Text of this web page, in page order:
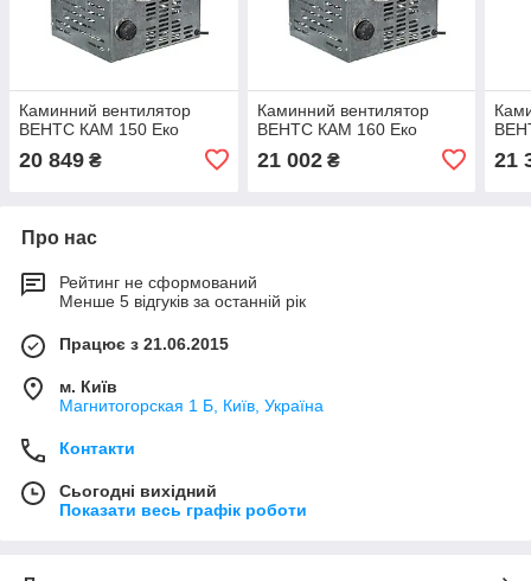
Каминний вентилятор
ВЕНТС КАМ 150 Еко
20 849 ₴
Каминний вентилятор
ВЕНТС КАМ 160 Еко
21 002₴ 21
Про нас
Рейтинг не сформований
Менше 5 відгуків за останній рік
Працює з 21.06.2015
м. Київ
Магнитогорская 1 Б, Київ, Україна
Контакти
Сьогодні вихідний
Показати весь графік роботи